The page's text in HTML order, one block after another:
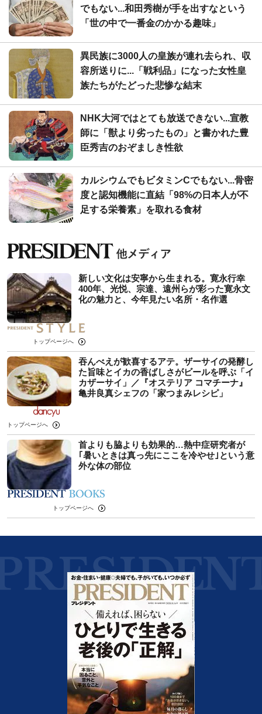
でもない...和田秀樹が手を出すなという
「世の中で一番金のかかる趣味」
異民族に3000人の皇族が連れ去られ、収
容所送りに...「戦利品」になった女性皇
族たちがたどった悲惨な結末
NHK大河ではとても放送できない...宣教
師に「獣より劣ったもの」と書かれた豊
臣秀吉のおぞましき性欲
カルシウムでもビタミンCでもない...骨密
度と認知機能に直結「98%の日本人が不
足する栄養素」を取れる食材
新しい文化は安寧から生まれる。寛永行幸
400年、光悦、宗達、遠州らが彩った寛永文
化の魅力と、今年見たい名所・名作選
トップページへ
吞んべえが歓喜するアテ。ザーサイの発酵し
た旨味とイカの香ばしさがビールを呼ぶ「イ
カザーサイ」／『オステリア コマチーナ』
⻲井良真シェフの「家つまみレシピ」
トップページへ
首よりも脇よりも効果的…熱中症研究者が
｢暑いときは真っ先にここを冷やせ｣という意
外な体の部位
トップページへ